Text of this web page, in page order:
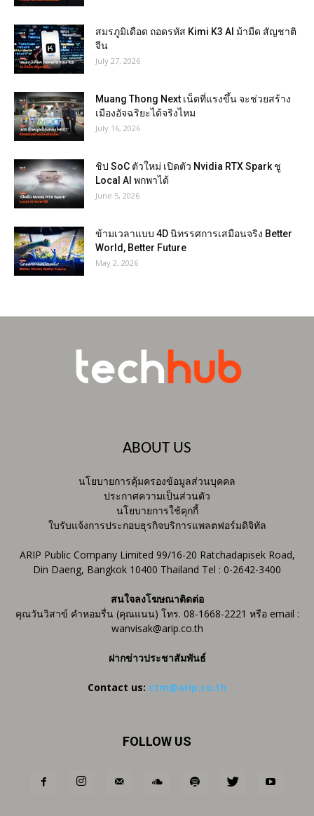
สมรภูมิเดือด ถอดรหัส Kimi K3 AI ม้ามืด สัญชาติ
จีน
July 27, 2026
Muang Thong Next เน็ตที่แรงขึ้น จะช่วยสร้าง
เมืองอัจฉริยะได้จริงไหม
July 16, 2026
ชิป SoC ตัวใหม่ เปิดตัว Nvidia RTX Spark ชู
Local AI พกพาได้
June 5, 2026
ข้ามเวลาแบบ 4D นิทรรศการเสมือนจริง Better
World, Better Future
May 2, 2026
ABOUT US
นโยบายการคุ้มครองข้อมูลส่วนบุคคล
ประกาศความเป็นส่วนตัว
นโยบายการใช้คุกกี้
ใบรับแจ้งการประกอบธุรกิจบริการแพลตฟอร์มดิจิทัล
ARIP Public Company Limited 99/16-20 Ratchadapisek Road,
Din Daeng, Bangkok 10400 Thailand Tel : 0-2642-3400
สนใจลงโฆษณาติดต่อ
คุณวันวิสาข์ คำหอมรื่น (คุณแนน) โทร. 08-1668-2221 หรือ email :
wanvisak@arip.co.th
ฝากข่าวประชาสัมพันธ์
Contact us: ctm@arip.co.th
FOLLOW US